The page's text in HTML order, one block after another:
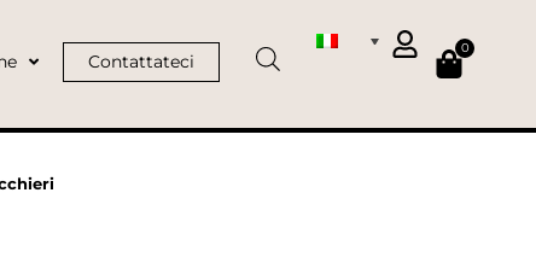
Contattateci
0